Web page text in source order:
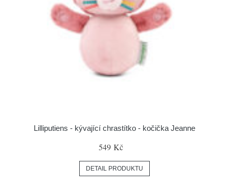
Lilliputiens - kývající chrastítko - kočička Jeanne
549 Kč
DETAIL PRODUKTU